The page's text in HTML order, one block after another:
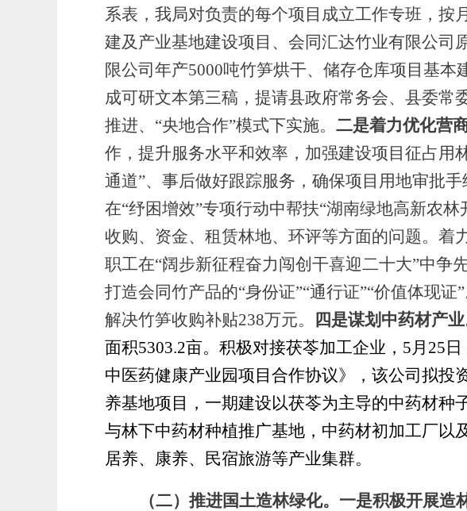
系表，我局对负责的每个项目成立工作专班，
建及产业基地建设项目、会同汇达竹业有限公司
限公司年产5000吨竹笋烘干、储存仓库项目基本
成可研文本第三稿，提请县政府常务会、县委常
推进、 “央地合作”模式下实施。 二是着力优化营商
作，提升服务水平和效率，加强建设项目征占用
通道”、事后做好跟踪服务，确保项目用地审批
在“纾困增效”专项行动中帮扶“湖南绿地高新农
收购、资金、租赁林地、环评等方面的问题。 着
职工在“阔步新征程奋力闯创干喜迎二十大”中争先
打造会同竹产品的“身份证”“通行证”“价值体现证”
解决竹笋收购补贴238万元。 四是谋划中药材产业
面积5303.2亩。积极对接茯苓加工企业， 5月25
中医药健康产业园项目合作协议》，该公司拟投
养基地项目，一期建设以茯苓为主导的中药材种
与林下中药材种植推广基地，中药材初加工厂以
居养、康养、民宿旅游等产业集群。
（二）推进国土造林绿化。 一是积极开展造